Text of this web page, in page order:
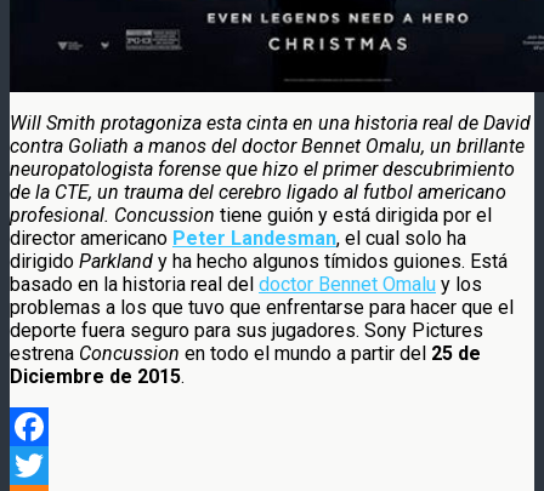
Will Smith protagoniza esta cinta en una historia real de David
contra Goliath a manos del doctor Bennet Omalu, un brillante
neuropatologista forense que hizo el primer descubrimiento
de la CTE, un trauma del cerebro ligado al futbol americano
profesional. Concussion tiene guión y está dirigida por el
director americano Peter Landesman, el cual solo ha
dirigido Parkland y ha hecho algunos tímidos guiones. Está
basado en la historia real del doctor Bennet Omalu y los
problemas a los que tuvo que enfrentarse para hacer que el
deporte fuera seguro para sus jugadores. Sony Pictures
estrena Concussion en todo el mundo a partir del 25 de
Diciembre de 2015.
Facebook